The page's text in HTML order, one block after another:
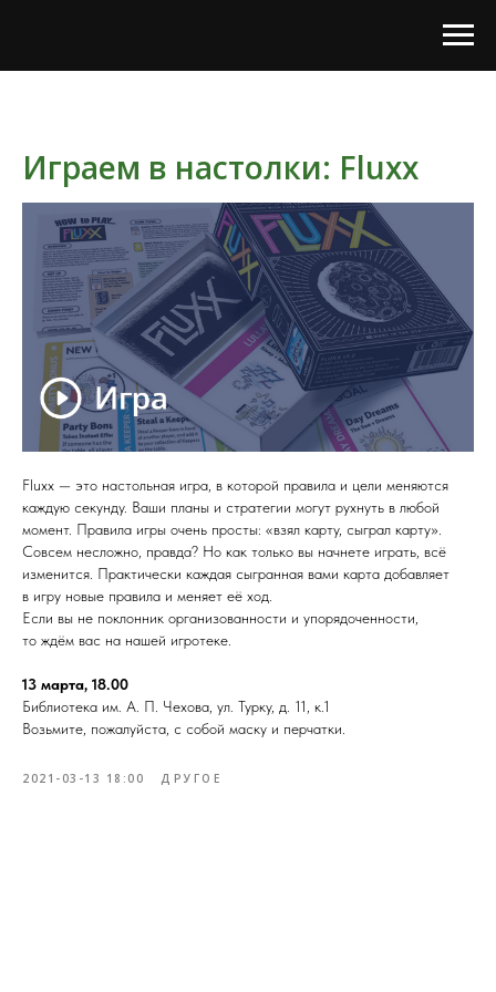
Играем в настолки: Fluxx
Fluxx — это настольная игра, в которой правила и цели меняются
каждую секунду. Ваши планы и стратегии могут рухнуть в любой
момент. Правила игры очень просты: «взял карту, сыграл карту».
Совсем несложно, правда? Но как только вы начнете играть, всё
изменится. Практически каждая сыгранная вами карта добавляет
в игру новые правила и меняет её ход.
Если вы не поклонник организованности и упорядоченности,
то ждём вас на нашей игротеке.
13 марта, 18.00
Библиотека им. А. П. Чехова, ул. Турку, д. 11, к.1
Возьмите, пожалуйста, с собой маску и перчатки.
2021-03-13 18:00 ДРУГОЕ